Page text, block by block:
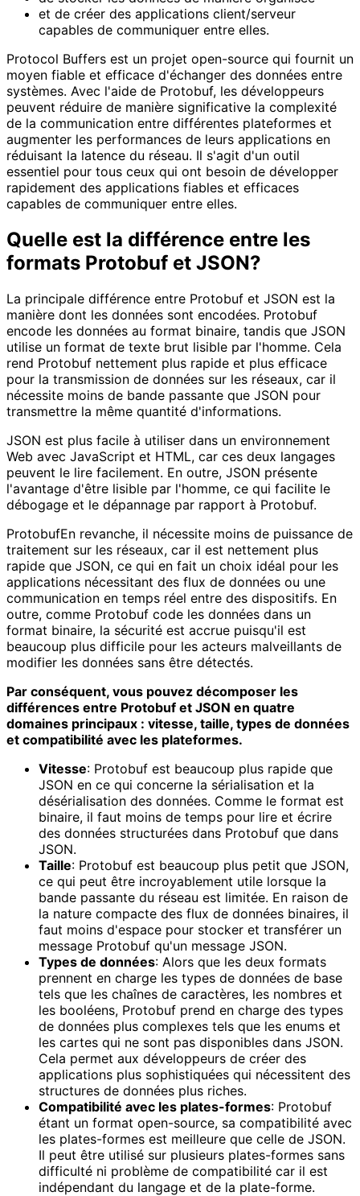
et de créer des applications client/serveur
capables de communiquer entre elles.
Protocol Buffers est un projet open-source qui fournit un
moyen fiable et efficace d'échanger des données entre
systèmes. Avec l'aide de Protobuf, les développeurs
peuvent réduire de manière significative la complexité
de la communication entre différentes plateformes et
augmenter les performances de leurs applications en
réduisant la latence du réseau. Il s'agit d'un outil
essentiel pour tous ceux qui ont besoin de développer
rapidement des applications fiables et efficaces
capables de communiquer entre elles.
Quelle est la différence entre les
formats Protobuf et JSON?
La principale différence entre Protobuf et JSON est la
manière dont les données sont encodées. Protobuf
encode les données au format binaire, tandis que JSON
utilise un format de texte brut lisible par l'homme. Cela
rend Protobuf nettement plus rapide et plus efficace
pour la transmission de données sur les réseaux, car il
nécessite moins de bande passante que JSON pour
transmettre la même quantité d'informations.
JSON est plus facile à utiliser dans un environnement
Web avec JavaScript et HTML, car ces deux langages
peuvent le lire facilement. En outre, JSON présente
l'avantage d'être lisible par l'homme, ce qui facilite le
débogage et le dépannage par rapport à Protobuf.
ProtobufEn revanche, il nécessite moins de puissance de
traitement sur les réseaux, car il est nettement plus
rapide que JSON, ce qui en fait un choix idéal pour les
applications nécessitant des flux de données ou une
communication en temps réel entre des dispositifs. En
outre, comme Protobuf code les données dans un
format binaire, la sécurité est accrue puisqu'il est
beaucoup plus difficile pour les acteurs malveillants de
modifier les données sans être détectés.
Par conséquent, vous pouvez décomposer les
différences entre Protobuf et JSON en quatre
domaines principaux : vitesse, taille, types de données
et compatibilité avec les plateformes.
Vitesse: Protobuf est beaucoup plus rapide que
JSON en ce qui concerne la sérialisation et la
désérialisation des données. Comme le format est
binaire, il faut moins de temps pour lire et écrire
des données structurées dans Protobuf que dans
JSON.
Taille: Protobuf est beaucoup plus petit que JSON,
ce qui peut être incroyablement utile lorsque la
bande passante du réseau est limitée. En raison de
la nature compacte des flux de données binaires, il
faut moins d'espace pour stocker et transférer un
message Protobuf qu'un message JSON.
Types de données: Alors que les deux formats
prennent en charge les types de données de base
tels que les chaînes de caractères, les nombres et
les booléens, Protobuf prend en charge des types
de données plus complexes tels que les enums et
les cartes qui ne sont pas disponibles dans JSON.
Cela permet aux développeurs de créer des
applications plus sophistiquées qui nécessitent des
structures de données plus riches.
Compatibilité avec les plates-formes: Protobuf
étant un format open-source, sa compatibilité avec
les plates-formes est meilleure que celle de JSON.
Il peut être utilisé sur plusieurs plates-formes sans
difficulté ni problème de compatibilité car il est
indépendant du langage et de la plate-forme.